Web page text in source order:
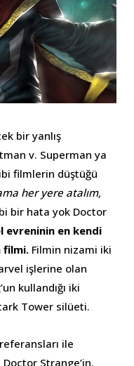
bir yanlış
v. Superman ya
filmlerin düştüğü
her yere atalım,
bir hata yok Doctor
evreninin en kendi
filmi. Filmin nizami iki
işlerine olan
kullandığı iki
Tower silüeti.
ile
Strange’in.